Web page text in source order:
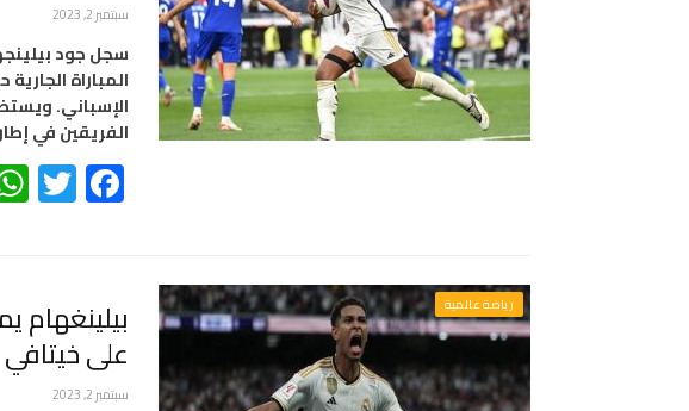
سبتمبر 2, 2023
سجل جود
المباراة
الإسباني.
الفريقين في
رياضة عالمية بيلينغهام
على خيتافي
سبتمبر 2, 2023